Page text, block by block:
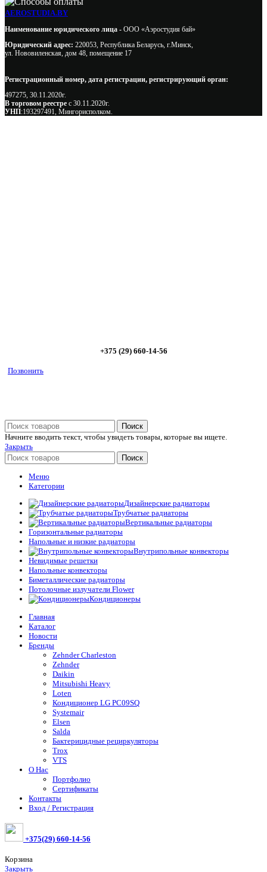
AEROSTUDIA.BY
Наименование юридического лица - ООО «Аэростудия бай»
Юридический адрес: 220053, Республика Беларусь, г.Минск,
ул. Нововиленская, дом 48, помещение 17
Регистрационный номер, дата регистрации, регистрирующий орган:
497275, 30.11.2020г.
В торговом реестре с 30.11.2020г.
УНП:193297491, Мингорисполком.
+375 (29) 660-14-56
Позвонить
Поиск
Начните вводить текст, чтобы увидеть товары, которые вы ищете.
Закрыть
Поиск
Меню
Категории
Дизайнерские радиаторы
Трубчатые радиаторы
Вертикальные радиаторы
Горизонтальные радиаторы
Напольные и низкие радиаторы
Внутрипольные конвекторы
Невидимые решетки
Напольные конвекторы
Биметаллические радиаторы
Потолочные излучатели Flower
Кондиционеры
Главная
Каталог
Новости
Бренды
Zehnder Charleston
Zehnder
Daikin
Mitsubishi Heavy
Loten
Кондиционер LG PC09SQ
Systemair
Elsen
Salda
Бактерицидные рециркуляторы
Trox
VTS
О Нас
Портфолио
Сертификаты
Контакты
Вход / Регистрация
+375(29) 660-14-56
Корзина
Закрыть